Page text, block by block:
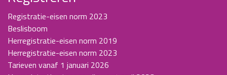
Registratie-eisen norm 2023
Beslisboom
Herregistratie-eisen norm 2019
Herregistratie-eisen norm 2023
Tarieven vanaf 1 januari 2026